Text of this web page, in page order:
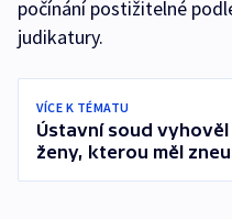
počínání postižitelné
judikatury.
VÍCE K TÉMATU
Ústavní soud
ženy, kterou měl